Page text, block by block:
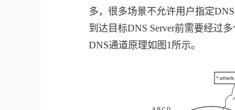
多，很多场景不允许用户指定
到达目标DNS Server前需要经过多
DNS通道原理如图 1 所示。